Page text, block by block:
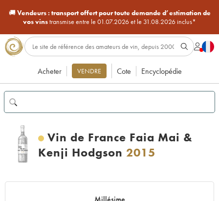
🚚Vendeurs : transport offert pour toute demande d’estimation de
vos vinstransmise entre le 01.07.2026 et le 31.08.2026 inclus*
Acheter VENDRE Cote Encyclopédie
Vin de France Faia Mai &
Kenji Hodgson 2015